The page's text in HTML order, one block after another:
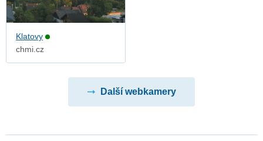
Klatovy
chmi.cz
Další webkamery